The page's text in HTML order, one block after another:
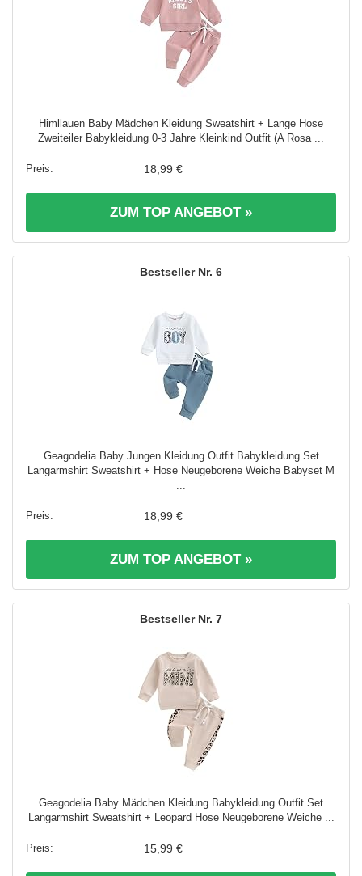
Himllauen Baby Mädchen Kleidung Sweatshirt + Lange Hose
Zweiteiler Babykleidung 0-3 Jahre Kleinkind Outfit (A Rosa ...
18,99 €
ZUM TOP ANGEBOT »
6
Geagodelia Baby Jungen Kleidung Outfit Babykleidung Set
Langarmshirt Sweatshirt + Hose Neugeborene Weiche Babyset M
...
18,99 €
ZUM TOP ANGEBOT »
7
Geagodelia Baby Mädchen Kleidung Babykleidung Outfit Set
Langarmshirt Sweatshirt + Leopard Hose Neugeborene Weiche ...
15,99 €